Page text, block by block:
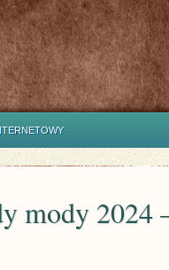
mody 2024